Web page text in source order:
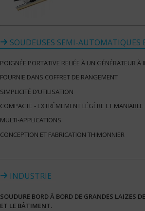
SOUDEUSES SEMI-AUTOMATIQUES
POIGNÉE PORTATIVE RELIÉE À UN GÉNÉRATEUR À
FOURNIE DANS COFFRET DE RANGEMENT
SIMPLICITÉ D’UTILISATION
COMPACTE - EXTRÊMEMENT LÉGÈRE ET MANIABLE
MULTI-APPLICATIONS
CONCEPTION ET FABRICATION THIMONNIER
INDUSTRIE
SOUDURE BORD À BORD DE GRANDES LAIZES
ET LE BÂTIMENT.